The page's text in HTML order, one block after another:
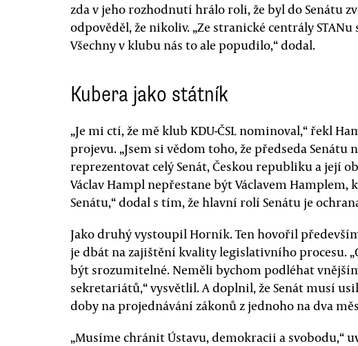
zda v jeho rozhodnutí hrálo roli, že byl do Senátu
odpověděl, že nikoliv. „Ze stranické centrály STANu
Všechny v klubu nás to ale popudilo,“ dodal.
Kubera jako státník
„Je mi ctí, že mě klub KDU-ČSL nominoval,“ řekl
projevu. „Jsem si vědom toho, že předseda Senátu
reprezentovat celý Senát, Českou republiku a její
Václav Hampl nepřestane být Václavem Hamplem,
Senátu,“ dodal s tím, že hlavní rolí Senátu je
Jako druhý vystoupil Horník. Ten hovořil
je dbát na zajištění kvality legislativního procesu.
být srozumitelné. Neměli bychom podléhat
sekretariátů,“ vysvětlil. A doplnil, že Senát musí
doby na projednávání zákonů z jednoho na dva
„Musíme chránit Ústavu, demokracii a svobodu,“